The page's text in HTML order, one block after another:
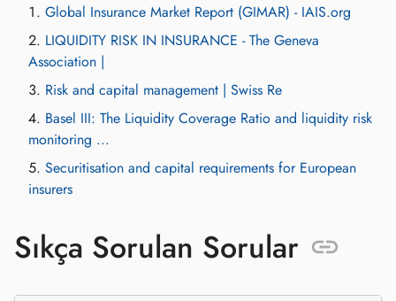
Global Insurance Market Report (GIMAR) - IAIS.org
LIQUIDITY RISK IN INSURANCE - The Geneva
Association |
Risk and capital management | Swiss Re
Basel III: The Liquidity Coverage Ratio and liquidity risk
monitoring ...
Securitisation and capital requirements for European
insurers
Sıkça Sorulan Sorular